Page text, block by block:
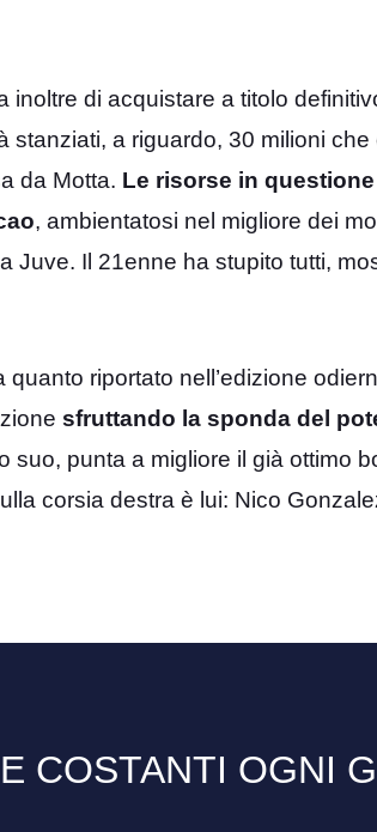
di acquistare a titolo
stanziati, a riguardo, 30 milioni
da Motta. Le risorse in
, ambientatosi nel migliore dei
Juve. Il 21enne ha stupito tutti,
riportato nell’edizione
sfruttando la sponda del
suo, punta a migliore il già ottimo
corsia destra è lui: Nico
COSTANTI OGNI